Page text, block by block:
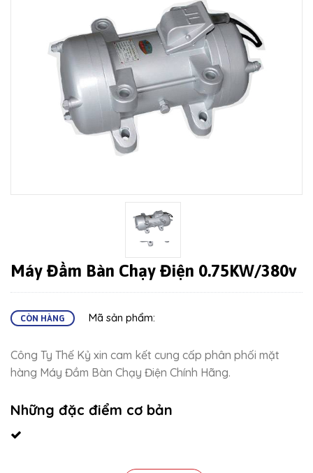
Máy Đầm Bàn Chạy Điện 0.75KW/380v
CÒN HÀNG Mã sản phẩm:
Công Ty Thế Kỷ xin cam kết cung cấp phân phối mặt
hàng Máy Đầm Bàn Chạy Điện Chính Hãng.
Những đặc điểm cơ bản